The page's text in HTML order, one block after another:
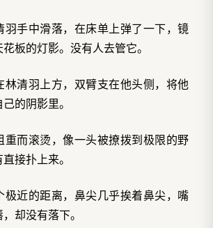
羽手中滑落，在床单上弹了一下，镜
板的灯影。没有人去管它。
林清羽上方，双臂支在他头侧，将他
的阴影里。
重而滚烫，像一头被撩拨到极限的野
接扑上来。
极近的距离，鼻尖几乎挨着鼻尖，嘴
却没有落下。